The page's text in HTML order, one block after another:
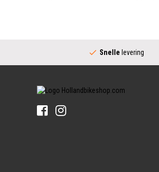
Versnellingshendel (Stads)
Buitenbanden
Fiets Binnenband
Stuur
Snelle levering